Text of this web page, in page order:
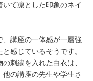
て凛とした印象のネイ
講座の一体感が一層強
感じているそうです。
刺繍を入れた白衣は、
の講座の先生や学生さ